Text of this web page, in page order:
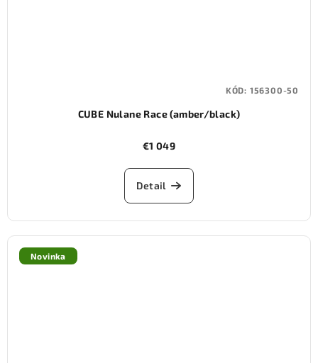
CUBE Nulane Race (amber/black)
€1 049
Detail
KÓD: 156300-50
Novinka